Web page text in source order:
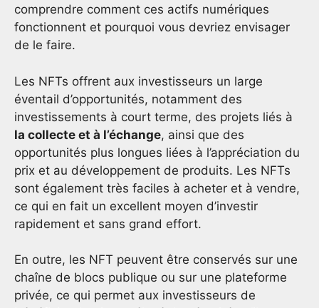
comprendre comment ces actifs numériques
fonctionnent et pourquoi vous devriez envisager
de le faire.
Les NFTs offrent aux investisseurs un large
éventail d’opportunités, notamment des
investissements à court terme, des projets liés à
la collecte et à l’échange, ainsi que des
opportunités plus longues liées à l’appréciation du
prix et au développement de produits. Les NFTs
sont également très faciles à acheter et à vendre,
ce qui en fait un excellent moyen d’investir
rapidement et sans grand effort.
En outre, les NFT peuvent être conservés sur une
chaîne de blocs publique ou sur une plateforme
privée, ce qui permet aux investisseurs de